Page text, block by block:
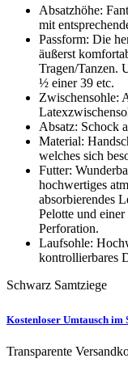
Absatzhöhe:
mit
Passform: Die
äußerst
Tragen/Tanzen.
½ einer 39 etc.
Zwischensohle:
Absatz: Schock
Material:
welches sich
Futter:
hochwertiges
absorbierendes
Pelotte und
Perforation.
Laufsohle:
kontrollierbares
Schwarz Samtziege
Kostenloser Umtausch im
Transparente